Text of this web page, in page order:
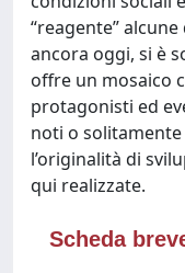
“reagente”
ancora oggi, si è
offre un mosaico
protagonisti ed
noti o
l’originalità di
qui realizzate.
Scheda